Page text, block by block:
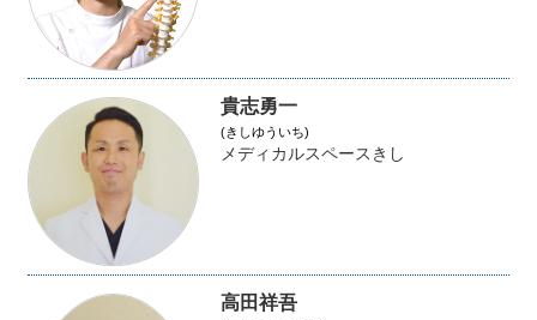
貴志勇一
(きしゆういち)
メディカルスペースきし
高田祥吾